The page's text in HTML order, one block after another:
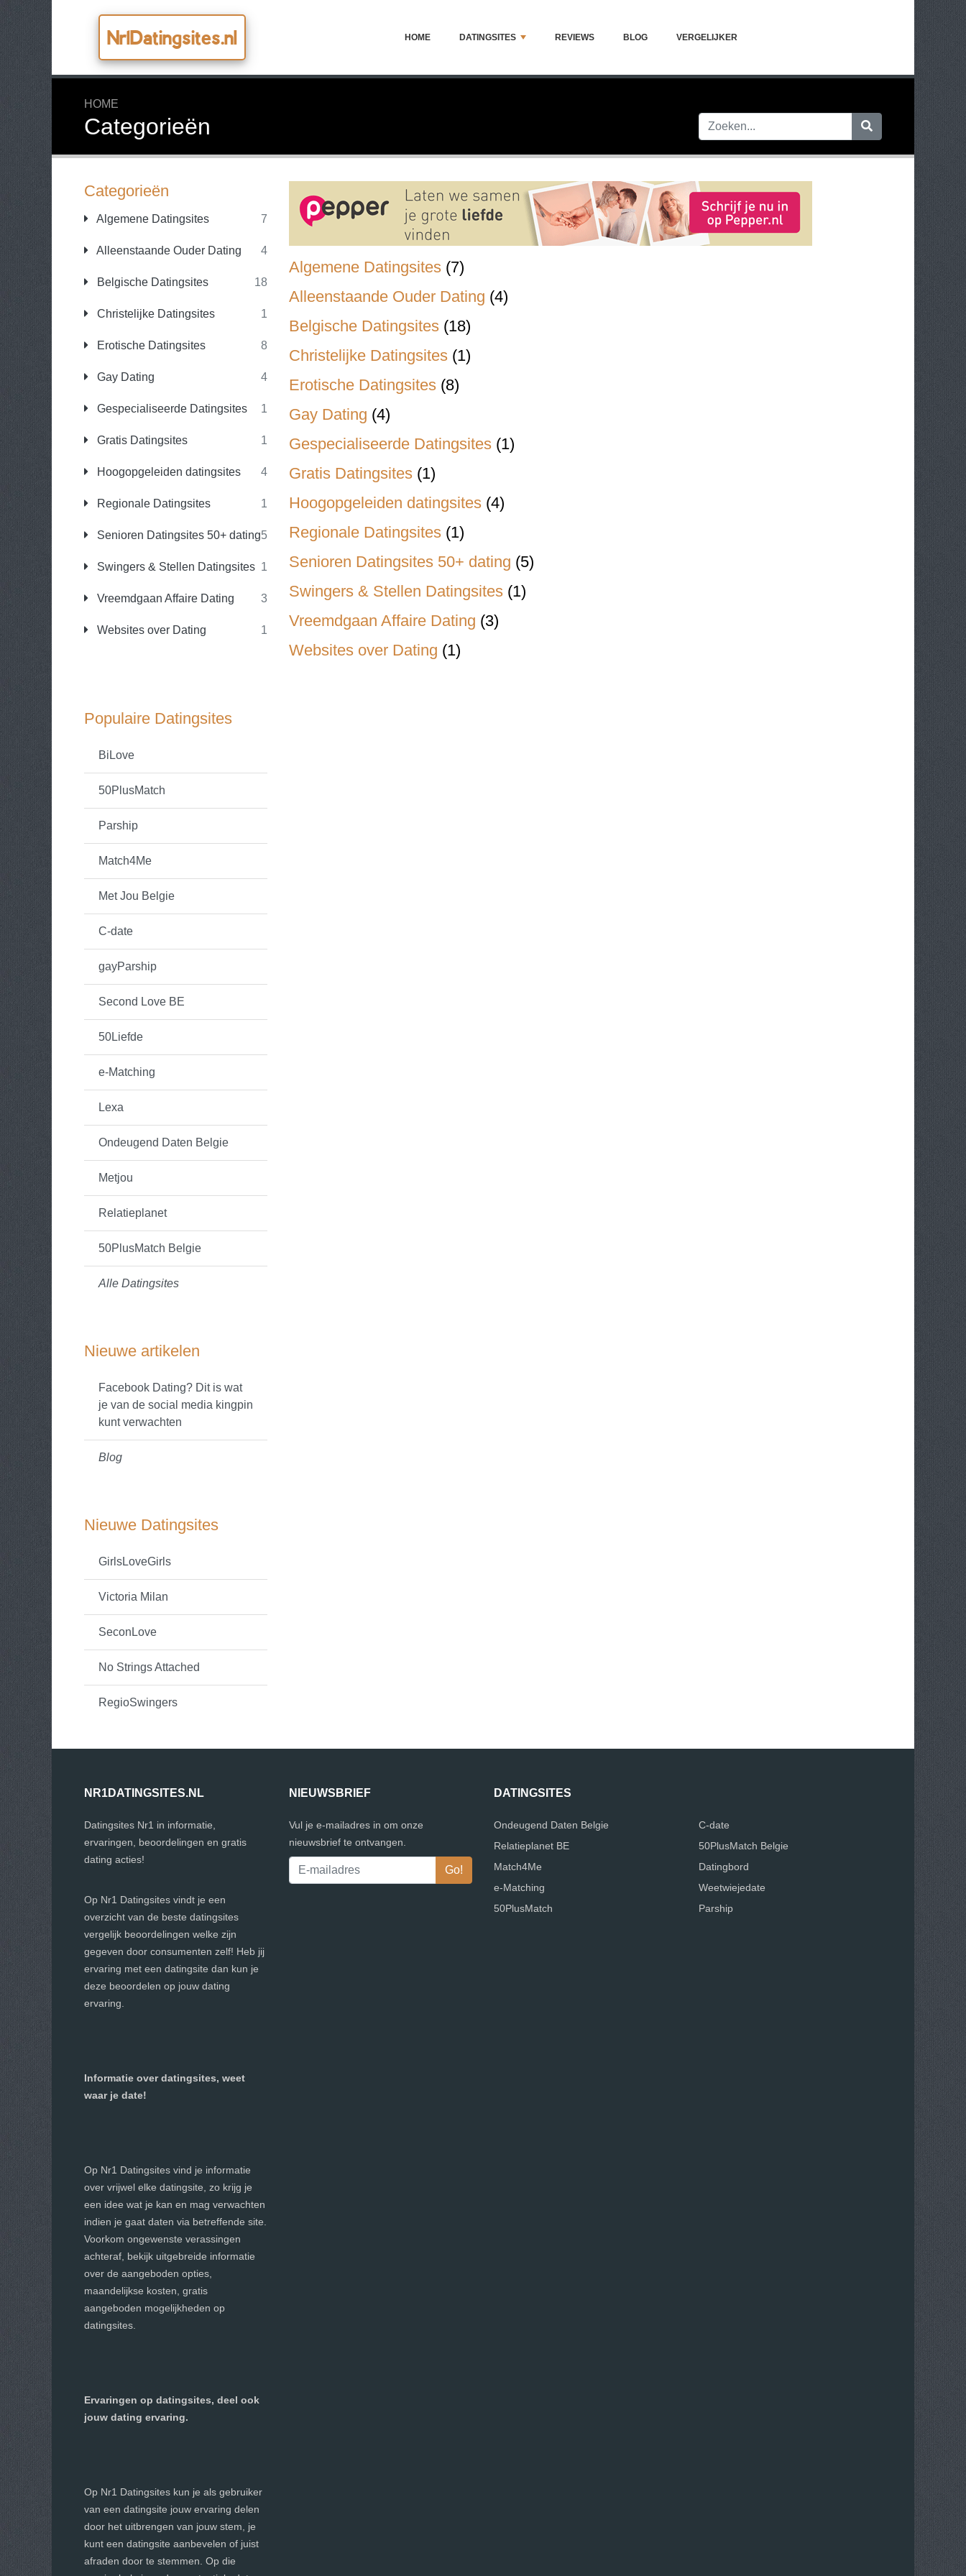
Nr1Datingsites.nl HOME DATINGSITES REVIEWS BLOG VERGELIJKER
HOME
Categorieën
Categorieën
Algemene Datingsites 7
Alleenstaande Ouder Dating 4
Belgische Datingsites 18
Christelijke Datingsites 1
Erotische Datingsites 8
Gay Dating 4
Gespecialiseerde Datingsites 1
Gratis Datingsites 1
Hoogopgeleiden datingsites 4
Regionale Datingsites 1
Senioren Datingsites 50+ dating5
Swingers & Stellen Datingsites 1
Vreemdgaan Affaire Dating 3
Websites over Dating 1
Populaire Datingsites
BiLove
50PlusMatch
Parship
Match4Me
Met Jou Belgie
C-date
gayParship
Second Love BE
50Liefde
e-Matching
Lexa
Ondeugend Daten Belgie
Metjou
Relatieplanet
50PlusMatch Belgie
Alle Datingsites
Nieuwe artikelen
Facebook Dating? Dit is wat
je van de social media kingpin
kunt verwachten
Blog
Nieuwe Datingsites
GirlsLoveGirls
Victoria Milan
SeconLove
No Strings Attached
RegioSwingers
Algemene Datingsites (7)
Alleenstaande Ouder Dating (4)
Belgische Datingsites (18)
Christelijke Datingsites (1)
Erotische Datingsites (8)
Gay Dating (4)
Gespecialiseerde Datingsites (1)
Gratis Datingsites (1)
Hoogopgeleiden datingsites (4)
Regionale Datingsites (1)
Senioren Datingsites 50+ dating (5)
Swingers & Stellen Datingsites (1)
Vreemdgaan Affaire Dating (3)
Websites over Dating (1)
NR1DATINGSITES.NL
Datingsites Nr1 in informatie,
ervaringen, beoordelingen en gratis
dating acties!
Op Nr1 Datingsites vindt je een
overzicht van de beste datingsites
vergelijk beoordelingen welke zijn
gegeven door consumenten zelf! Heb jij
ervaring met een datingsite dan kun je
deze beoordelen op jouw dating
ervaring.
Informatie over datingsites, weet
waar je date!
Op Nr1 Datingsites vind je informatie
over vrijwel elke datingsite, zo krijg je
een idee wat je kan en mag verwachten
indien je gaat daten via betreffende site.
Voorkom ongewenste verassingen
achteraf, bekijk uitgebreide informatie
over de aangeboden opties,
maandelijkse kosten, gratis
aangeboden mogelijkheden op
datingsites.
Ervaringen op datingsites, deel ook
jouw dating ervaring.
Op Nr1 Datingsites kun je als gebruiker
van een datingsite jouw ervaring delen
door het uitbrengen van jouw stem, je
kunt een datingsite aanbevelen of juist
afraden door te stemmen. Op die
NIEUWSBRIEF
Vul je e-mailadres in om onze
nieuwsbrief te ontvangen.
DATINGSITES
Ondeugend Daten Belgie
Relatieplanet BE
Match4Me
e-Matching
50PlusMatch
C-date
50PlusMatch Belgie
Datingbord
Weetwiejedate
Parship